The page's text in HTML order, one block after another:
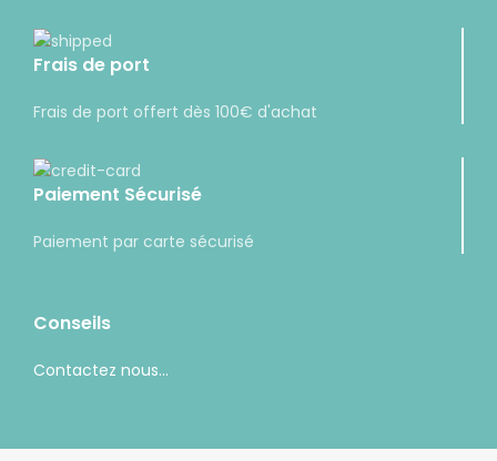
Frais de port
Frais de port offert dès 100€ d'achat
Paiement Sécurisé
Paiement par carte sécurisé
Conseils
Contactez nous...